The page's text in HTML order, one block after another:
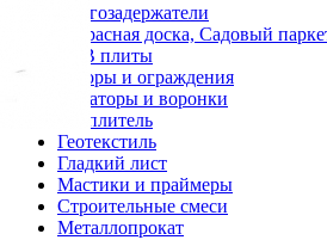
Снегозадержатели
Террасная доска, Садовый
OSB плиты
Заборы и ограждения
Аэраторы и воронки
Утеплитель
Геотекстиль
Гладкий лист
Мастики и праймеры
Строительные смеси
Металлопрокат